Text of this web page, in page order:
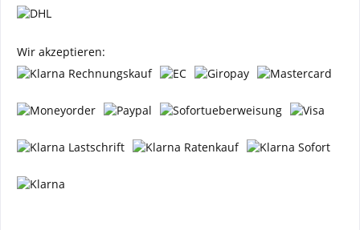
Wir akzeptieren: